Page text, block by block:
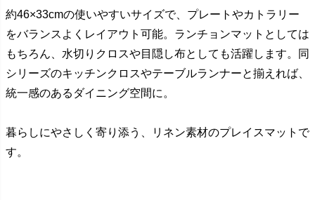
約46×33cmの使いやすいサイズで、プレートやカトラリー
をバランスよくレイアウト可能。ランチョンマットとしては
もちろん、水切りクロスや目隠し布としても活躍します。同
シリーズのキッチンクロスやテーブルランナーと揃えれば、
統一感のあるダイニング空間に。
暮らしにやさしく寄り添う、リネン素材のプレイスマットで
す。